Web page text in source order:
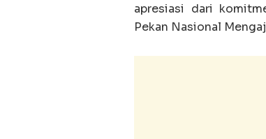
apresiasi dari
Pekan Nasional